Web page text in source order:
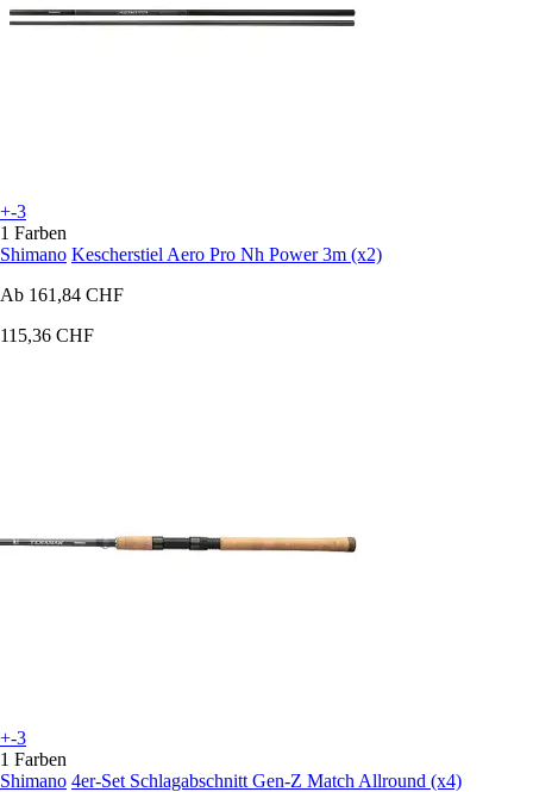
+-3
1 Farben
Shimano Kescherstiel Aero Pro Nh Power 3m (x2)
Ab 161,84 CHF
115,36 CHF
+-3
1 Farben
Shimano 4er-Set Schlagabschnitt Gen-Z Match Allround (x4)